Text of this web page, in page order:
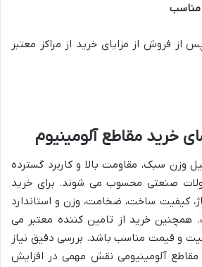
مناسب
از فروش از مزایای خرید از مراکز معتبر
خرید مقاطع آلومینیوم
وزن سبک، مقاومت بالا و کاربرد گسترده
صنعتی محسوب می شوند. برای خرید
کیفیت ساخت، ضخامت، وزن و استاندارد
همچنین خرید از تامین کننده معتبر می
و قیمت مناسب باشد. بررسی دقیق نیاز
آلومینیومی نقش مهمی در افزایش